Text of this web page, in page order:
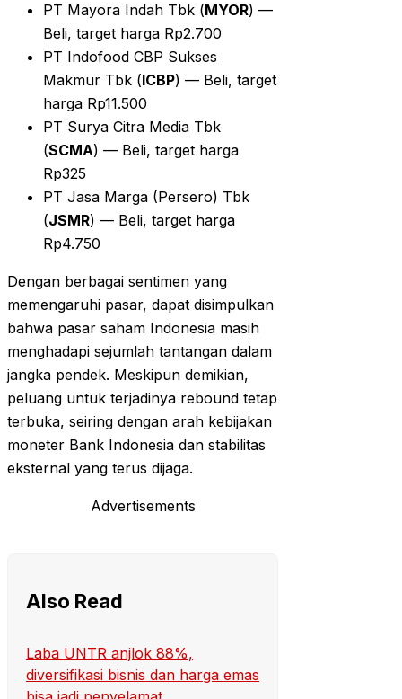
PT Mayora Indah Tbk (MYOR) —
Beli, target harga Rp2.700
PT Indofood CBP Sukses
Makmur Tbk (ICBP) — Beli, target
harga Rp11.500
PT Surya Citra Media Tbk
(SCMA) — Beli, target harga
Rp325
PT Jasa Marga (Persero) Tbk
(JSMR) — Beli, target harga
Rp4.750
Dengan berbagai sentimen yang
memengaruhi pasar, dapat disimpulkan
bahwa pasar saham Indonesia masih
menghadapi sejumlah tantangan dalam
jangka pendek. Meskipun demikian,
peluang untuk terjadinya rebound tetap
terbuka, seiring dengan arah kebijakan
moneter Bank Indonesia dan stabilitas
eksternal yang terus dijaga.
Advertisements
Also Read
Laba UNTR anjlok 88%,
diversifikasi bisnis dan harga emas